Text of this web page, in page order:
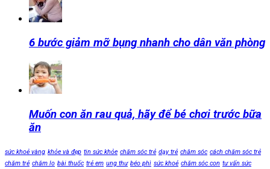
6 bước giảm mỡ bụng nhanh cho dân văn phòng
Muốn con ăn rau quả, hãy để bé chơi trước bữa
ăn
sức khoẻ vàng khỏe và đẹp tin sức khỏe chăm sóc trẻ dạy trẻ chăm sóc cách chăm sóc trẻ
chăm trẻ chăm lo bài thuốc trẻ em ung thư béo phì sức khoẻ chăm sóc con tư vấn sức